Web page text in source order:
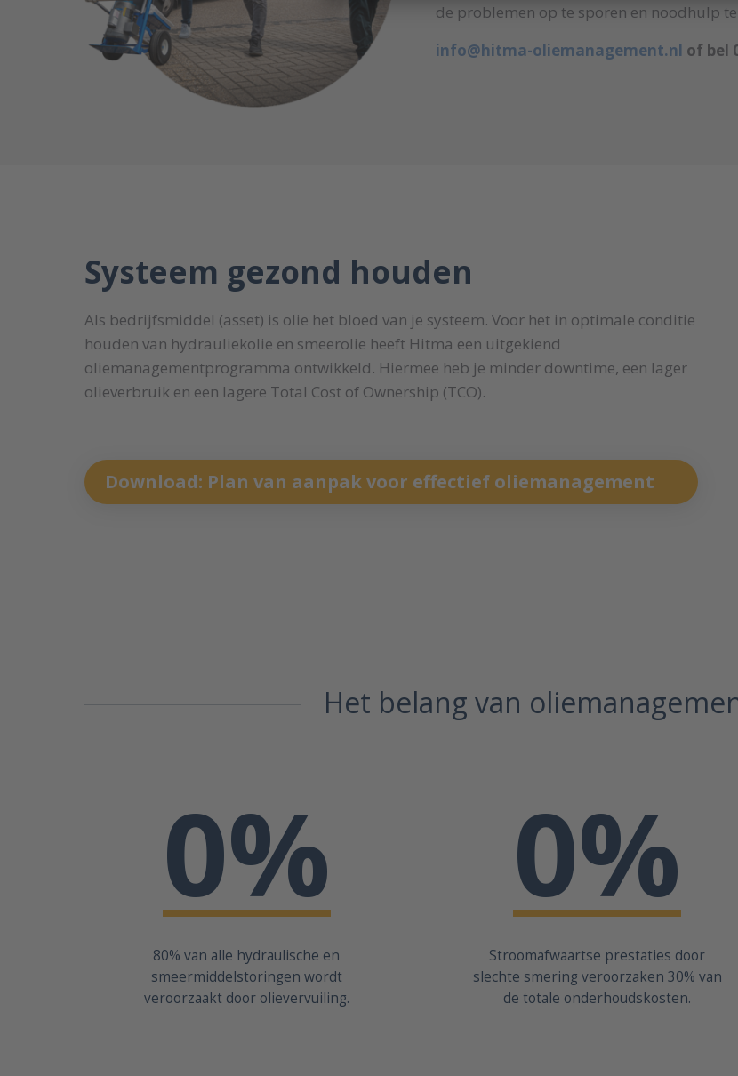
de problemen op te sporen en noodhulp
info@hitma-oliemanagement.nl of bel
Systeem gezond houden
Als bedrijfsmiddel (asset) is olie het bloed van je systeem. Voor het in optimale conditie
houden van hydrauliekolie en smeerolie heeft Hitma een uitgekiend
oliemanagementprogramma ontwikkeld. Hiermee heb je minder downtime, een lager
olieverbruik en een lagere Total Cost of Ownership (TCO).
Download: Plan van aanpak voor effectief oliemanagement
Het belang van
0%
80% van alle hydraulische en
smeermiddelstoringen wordt
veroorzaakt door olievervuiling.
0%
Stroomafwaartse prestaties door
slechte smering veroorzaken 30% van
de totale onderhoudskosten.